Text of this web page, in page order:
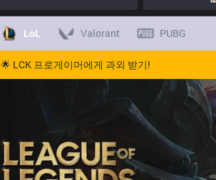
LoL Valorant PUBG
🌟 LCK 프로게이머에게 과외 받기!